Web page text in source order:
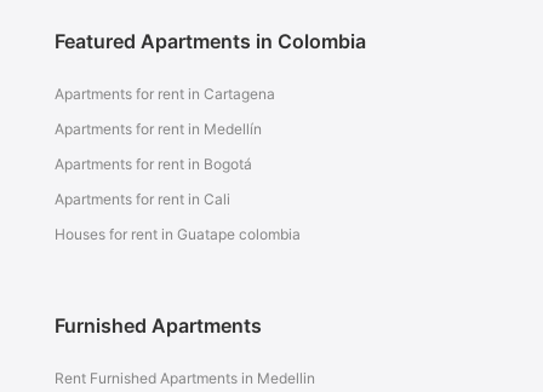
Featured Apartments in Colombia
Apartments for rent in Cartagena
Apartments for rent in Medellín
Apartments for rent in Bogotá
Apartments for rent in Cali
Houses for rent in Guatape colombia
Furnished Apartments
Rent Furnished Apartments in Medellin